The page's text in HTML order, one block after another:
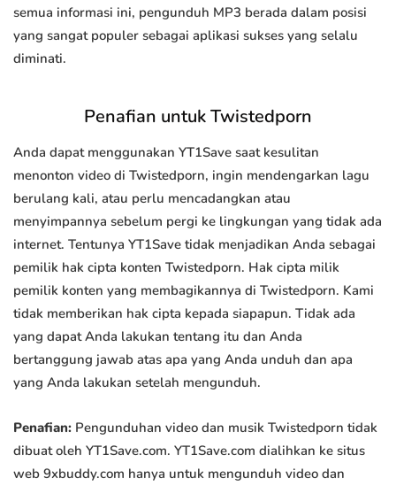
semua informasi ini, pengunduh MP3 berada dalam posisi
yang sangat populer sebagai aplikasi sukses yang selalu
diminati.
Penafian untuk Twistedporn
Anda dapat menggunakan YT1Save saat kesulitan
menonton video di Twistedporn, ingin mendengarkan lagu
berulang kali, atau perlu mencadangkan atau
menyimpannya sebelum pergi ke lingkungan yang tidak ada
internet. Tentunya YT1Save tidak menjadikan Anda sebagai
pemilik hak cipta konten Twistedporn. Hak cipta milik
pemilik konten yang membagikannya di Twistedporn. Kami
tidak memberikan hak cipta kepada siapapun. Tidak ada
yang dapat Anda lakukan tentang itu dan Anda
bertanggung jawab atas apa yang Anda unduh dan apa
yang Anda lakukan setelah mengunduh.
Penafian: Pengunduhan video dan musik Twistedporn tidak
dibuat oleh YT1Save.com. YT1Save.com dialihkan ke situs
web 9xbuddy.com hanya untuk mengunduh video dan